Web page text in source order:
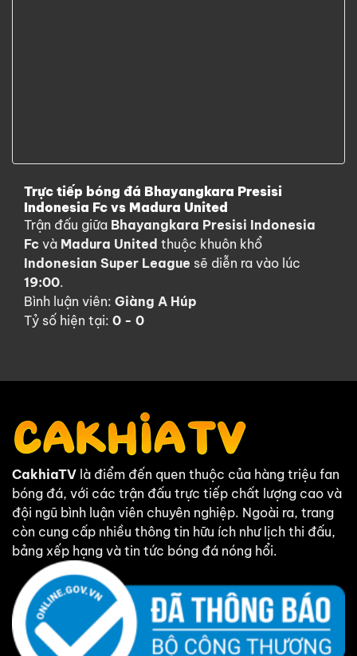
Trực tiếp bóng đá Bhayangkara Presisi
Indonesia Fc vs Madura United
Trận đấu giữa Bhayangkara Presisi Indonesia
Fc và Madura United thuộc khuôn khổ
Indonesian Super League sẽ diễn ra vào lúc
19:00.
Bình luận viên: Giàng A Húp
Tỷ số hiện tại: 0 - 0
CakhiaTV là điểm đến quen thuộc của hàng triệu fan
bóng đá, với các trận đấu trực tiếp chất lượng cao và
đội ngũ bình luận viên chuyên nghiệp. Ngoài ra, trang
còn cung cấp nhiều thông tin hữu ích như lịch thi đấu,
bảng xếp hạng và tin tức bóng đá nóng hổi.